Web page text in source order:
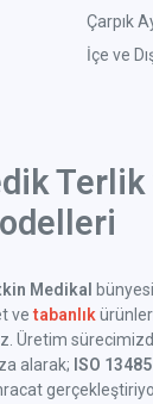
Çarpık
İçe ve
Terlik
Medikal
vetabanlık
Üretim
alarak; ISO